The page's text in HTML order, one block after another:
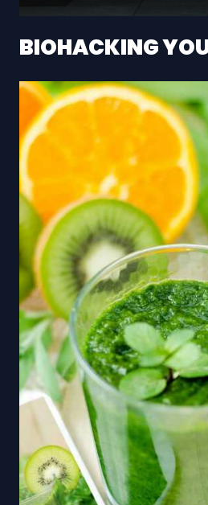
BIOHACKING